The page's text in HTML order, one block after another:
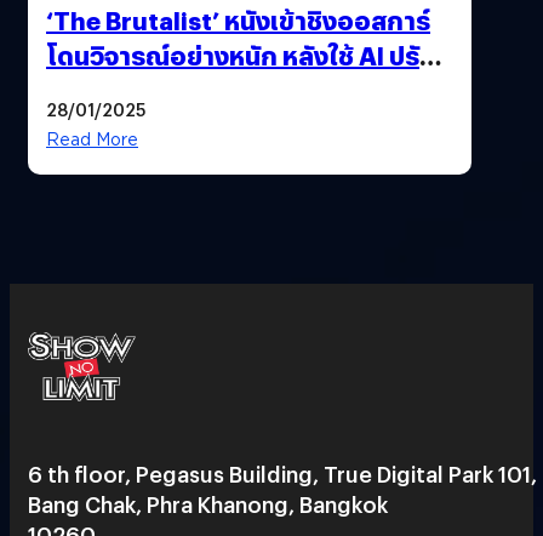
‘The Brutalist’ หนังเข้าชิงออสการ์
โดนวิจารณ์อย่างหนัก หลังใช้ AI ปรับ
28/01/2025
Read More
6 th floor, Pegasus Building, True Digital Park 101,
Bang Chak, Phra Khanong, Bangkok